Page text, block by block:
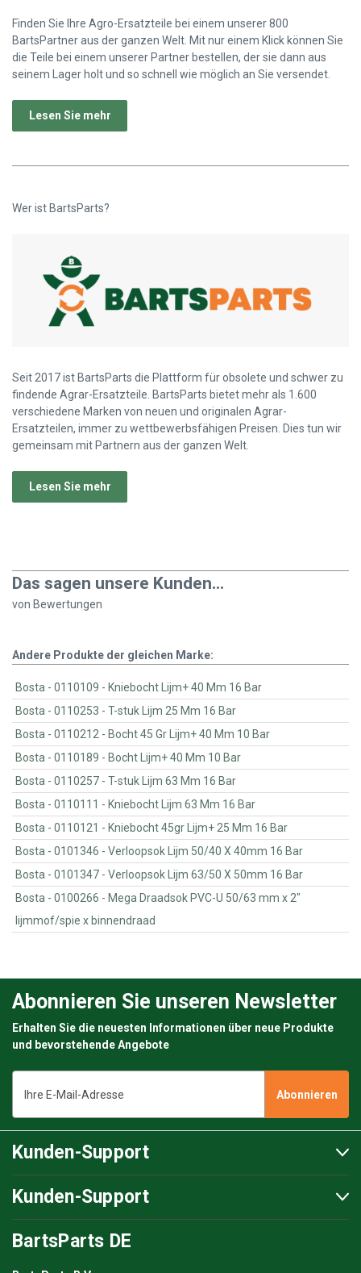
Finden Sie Ihre Agro-Ersatzteile bei einem unserer 800
BartsPartner aus der ganzen Welt. Mit nur einem Klick können Sie
die Teile bei einem unserer Partner bestellen, der sie dann aus
seinem Lager holt und so schnell wie möglich an Sie versendet.
Lesen Sie mehr
Wer ist BartsParts?
Seit 2017 ist BartsParts die Plattform für obsolete und schwer zu
findende Agrar-Ersatzteile. BartsParts bietet mehr als 1.600
verschiedene Marken von neuen und originalen Agrar-
Ersatzteilen, immer zu wettbewerbsfähigen Preisen. Dies tun wir
gemeinsam mit Partnern aus der ganzen Welt.
Lesen Sie mehr
Das sagen unsere Kunden...
von Bewertungen
Andere Produkte der gleichen Marke:
Bosta - 0110109 - Kniebocht Lijm+ 40 Mm 16 Bar
Bosta - 0110253 - T-stuk Lijm 25 Mm 16 Bar
Bosta - 0110212 - Bocht 45 Gr Lijm+ 40 Mm 10 Bar
Bosta - 0110189 - Bocht Lijm+ 40 Mm 10 Bar
Bosta - 0110257 - T-stuk Lijm 63 Mm 16 Bar
Bosta - 0110111 - Kniebocht Lijm 63 Mm 16 Bar
Bosta - 0110121 - Kniebocht 45gr Lijm+ 25 Mm 16 Bar
Bosta - 0101346 - Verloopsok Lijm 50/40 X 40mm 16 Bar
Bosta - 0101347 - Verloopsok Lijm 63/50 X 50mm 16 Bar
Bosta - 0100266 - Mega Draadsok PVC-U 50/63 mm x 2"
lijmmof/spie x binnendraad
Abonnieren Sie unseren Newsletter
Erhalten Sie die neuesten Informationen über neue Produkte
und bevorstehende Angebote
Mail-
Adresse
Kunden-Support
Kunden-Support
BartsParts DE